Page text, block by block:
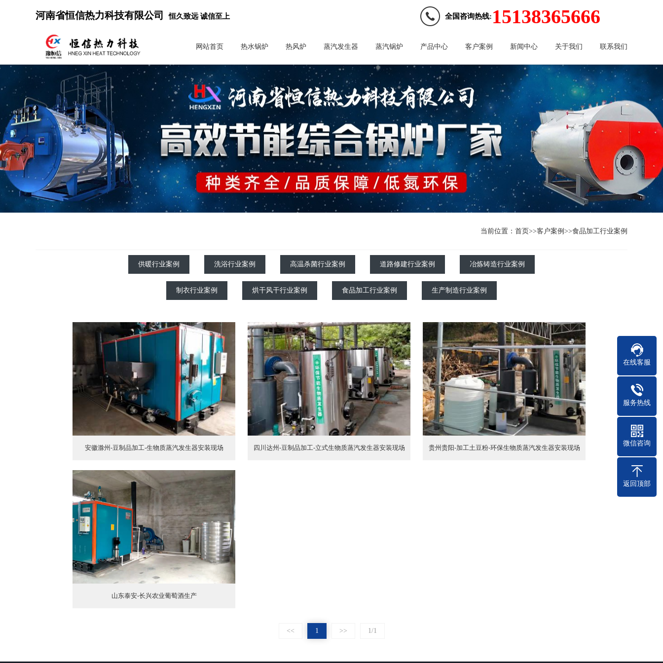
河南省恒信热力科技有限公司 恒久致远 诚信至上 全国咨询热线: 15138365666
网站首页 热水锅炉 热风炉 蒸汽发生器 蒸汽锅炉 产品中心 客户案例 新闻中心 关于我们 联系我们
当前位置： 首页>>客户案例 >>食品加工行业案例
供暖行业案例 洗浴行业案例 高温杀菌行业案例 道路修建行业案例 冶炼铸造行业案例
制衣行业案例 烘干风干行业案例 食品加工行业案例 生产制造行业案例
安徽滁州-豆制品加工-生物质蒸汽发生器安装现场 四川达州-豆制品加工-立式生物质蒸汽发生器安装现场 贵州贵阳-加工土豆粉-环保生物质蒸汽发生器安装现场
山东泰安-长兴农业葡萄酒生产
<< 1 >> 1/1
在线客服
服务热线
微信咨询
返回顶部